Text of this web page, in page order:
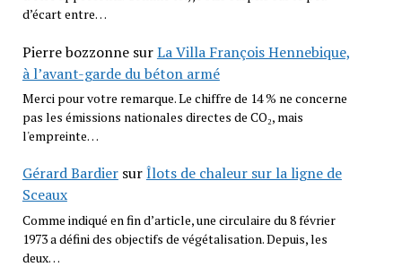
d’écart entre…
Pierre bozzonnesurLa Villa François Hennebique,
à l’avant-garde du béton armé
Merci pour votre remarque. Le chiffre de 14 % ne concerne
pas les émissions nationales directes de CO₂, mais
l'empreinte…
Gérard BardiersurÎlots de chaleur sur la ligne de
Sceaux
Comme indiqué en fin d’article, une circulaire du 8 février
1973 a défini des objectifs de végétalisation. Depuis, les
deux…